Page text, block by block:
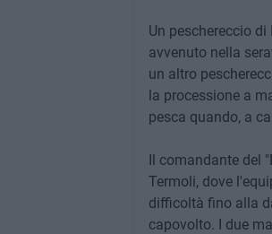
Un peschereccio
avvenuto nella
un altro
la processione a
pesca quando, a
Il comandante del
Termoli, dove
difficoltà fino alla
capovolto. I due